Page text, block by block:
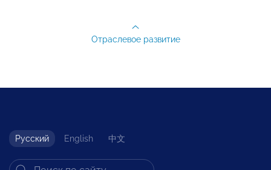
Отраслевое развитие
Русский English 中文